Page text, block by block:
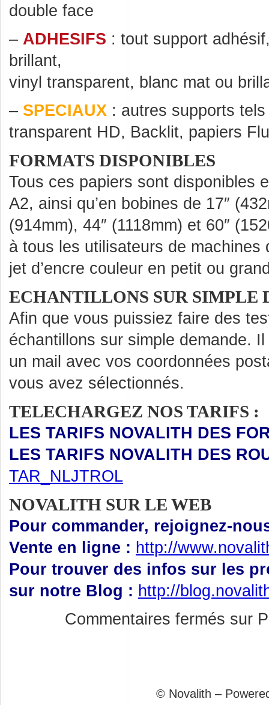
double face
– ADHESIFS : tout support
brillant,
vinyl transparent, blanc mat ou
– SPECIAUX : autres supports
transparent HD, Backlit, papiers
FORMATS DISPONIBLES
Tous ces papiers sont disponibles
A2, ainsi qu’en bobines de 17″
(914mm), 44″ (1118mm) et 60″
à tous les utilisateurs de machines
jet d’encre couleur en petit ou
ECHANTILLONS SUR SIMPLE
Afin que vous puissiez faire des
échantillons sur simple demande.
un mail avec vos coordonnées
vous avez sélectionnés.
TELECHARGEZ NOS TARIFS :
LES TARIFS NOVALITH DES
LES TARIFS NOVALITH DES
TAR_NLJTROL
NOVALITH SUR LE WEB
Pour commander, rejoignez-
Vente en ligne : http://
Pour trouver des infos sur les
sur notre Blog : http://
Commentaires fermés sur
© Novalith –